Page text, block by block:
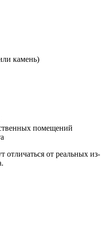
камень)
помещений
отличаться от реальных из-